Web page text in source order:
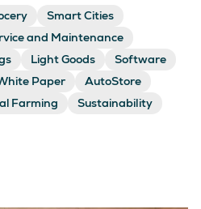
Smart Cities
and Maintenance
Light Goods
Software
Paper
AutoStore
Farming
Sustainability